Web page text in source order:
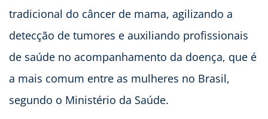
tradicional do câncer de mama, agilizando a
detecção de tumores e auxiliando profissionais
de saúde no acompanhamento da doença, que é
a mais comum entre as mulheres no Brasil,
segundo o Ministério da Saúde.